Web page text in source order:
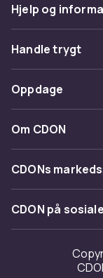
Hjelp og
Vanlige spørsmål
Spor pakke
Angre & returner
Kontakt oss
Handle trygt
Betaling
Levering
Tilbakekallinger
Oppdage
Kategorier
Varemerker
Om CDON
Om oss
Jobbe på CDON
Investor
CDONs
Merchant Help
CDON på